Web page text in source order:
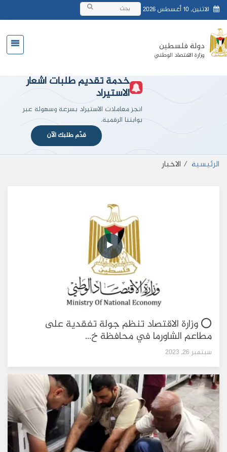
الاثنين, 10 أغسطس 2026
دولة فلسطين
وزارة الافتصاد الوطني
خدمة تقديم طلبات اشعار
الاستيراد
انجز معاملات الاستيراد بسرعة وسهولة عبر
بوابتنا الرقمية.
قدّم طلبك الآن
الرئيسية الاخبار
⭕ وزارة الاقتصاد تنظم جولة تفقدية على
مطاعم الشاورما في محافظة خ...
سبتمبر 26, 2023